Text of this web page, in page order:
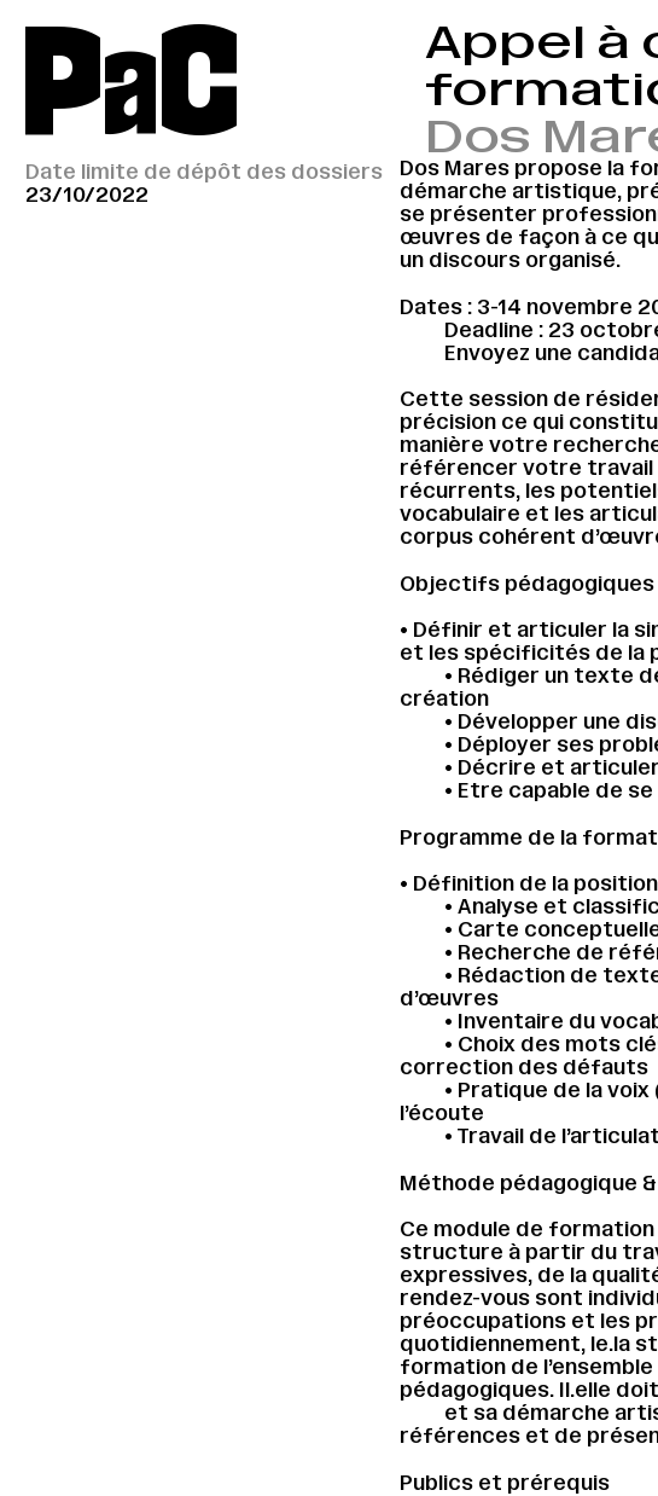
PaC
Appel à
Dos
Date limite de dépôt des dossiers
23/10/2022
Dos Mares propose la
démarche artistique,
se présenter
œuvres de façon à ce
un discours organisé.
Dates : 3-14 novembre
Deadline : 23
Envoyez une
Cette session de
précision ce qui
manière votre
référencer votre travail
récurrents, les
vocabulaire et les
corpus cohérent
Objectifs pédagogiques
• Définir et articuler la
et les spécificités de la
• Rédiger un texte
création
• Développer une
• Déployer ses
• Décrire et
• Etre capable de
Programme de la
• Définition de la
• Analyse et
• Carte
• Recherche de
• Rédaction de
d’œuvres
• Inventaire du
• Choix des mots
correction des défauts
• Pratique de la
l’écoute
• Travail de
Méthode pédagogique
Ce module de
structure à partir du
expressives, de la
rendez-vous sont
préoccupations et les
quotidiennement, le.la
formation de
pédagogiques. Il.elle
et sa démarche
références et de
Publics et prérequis